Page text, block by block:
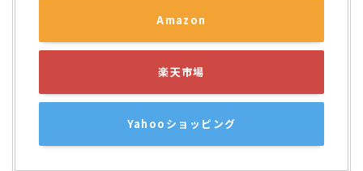
Amazon
楽天市場
Yahooショッピング